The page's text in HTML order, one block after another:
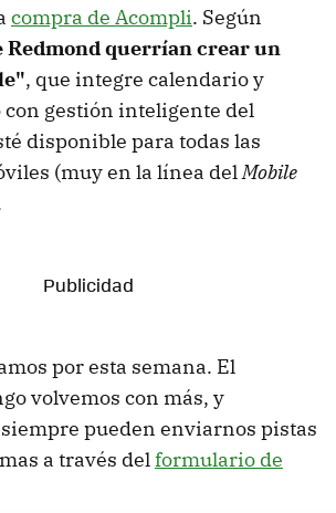
compra de Acompli. Según
Redmond querrían crear un
, que integre calendario y
con gestión inteligente del
disponible para todas las
(muy en la línea delMobile
por esta semana. El
volvemos con más, y
pueden enviarnos pistas
a través delformulario de